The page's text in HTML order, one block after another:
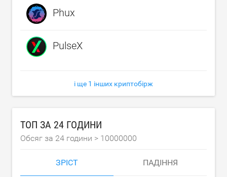
Phux
PulseX
і ще 1 інших криптобірж
ТОП ЗА 24 ГОДИНИ
Обсяг за 24 години > 10000000
ЗРІСТ ПАДІННЯ